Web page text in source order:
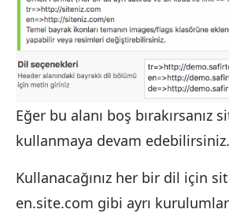
Eğer bu alanı boş bırakırsanız
kullanmaya devam edebilirsiniz.
Kullanacağınız her bir dil için
en.site.com gibi ayrı